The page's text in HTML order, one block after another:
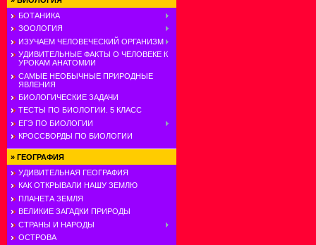
БОТАНИКА
ЗООЛОГИЯ
ИЗУЧАЕМ ЧЕЛОВЕЧЕСКИЙ ОРГАНИЗМ
УДИВИТЕЛЬНЫЕ ФАКТЫ О ЧЕЛОВЕКЕ К
УРОКАМ АНАТОМИИ
САМЫЕ НЕОБЫЧНЫЕ ПРИРОДНЫЕ
ЯВЛЕНИЯ
БИОЛОГИЧЕСКИЕ ЗАДАЧИ
ТЕСТЫ ПО БИОЛОГИИ. 5 КЛАСС
ЕГЭ ПО БИОЛОГИИ
КРОССВОРДЫ ПО БИОЛОГИИ
» ГЕОГРАФИЯ
УДИВИТЕЛЬНАЯ ГЕОГРАФИЯ
КАК ОТКРЫВАЛИ НАШУ ЗЕМЛЮ
ПЛАНЕТА ЗЕМЛЯ
ВЕЛИКИЕ ЗАГАДКИ ПРИРОДЫ
СТРАНЫ И НАРОДЫ
ОСТРОВА